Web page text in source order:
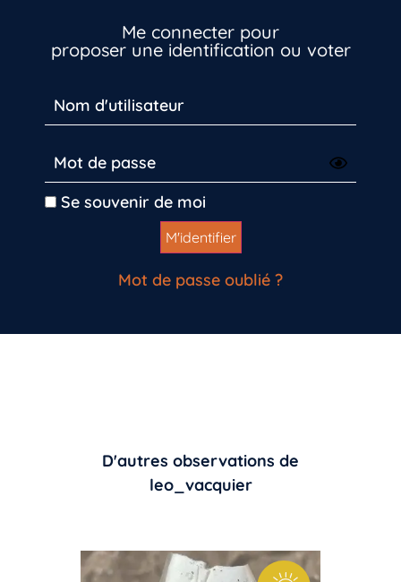
Me connecter pour
proposer une identification ou voter
Se souvenir de moi
Mot de passe oublié ?
D'autres observations de
leo_vacquier